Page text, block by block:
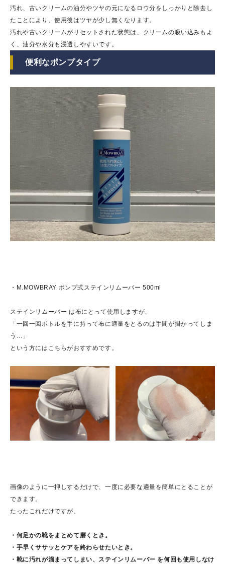
汚れ、古いクリームの油分やツヤの元になるロウ分をしっかりと除去し
たことにより、使用後はツヤが少し無くなります。
汚れや古いクリームがリセットされた状態は、クリームの吸い込みもよ
く、油分や水分も浸透しやすいです。
便利なポンプタイプ
・ M.MOWBRAY ポンプ式ステインリムーバー 500ml
ステインリムーバー は布にとって使用しますが、
「一回一回ボトルを手に持って布に適量をとるのは手間が掛かってしま
う…」
という方にはこちらがおすすめです。
画像のように一押しするだけで、一度に必要な適量を簡単にとることが
できます。
たったこれだけですが、
・何足かの靴をまとめて磨くとき。
・手早くササッとケアを終わらせたいとき。
・靴に汚れが溜まってしまい、ステインリムーバー を何回も使用しなけ